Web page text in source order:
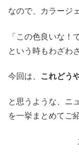
なので、カラージ
「この色良いな！
という時もわざわ
今回は、 これどう
と思うような、ニ
を一挙まとめてご